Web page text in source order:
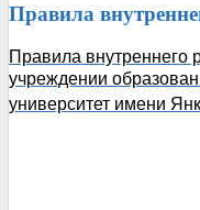
Правила
Правила внутреннего
учреждении
университет имени